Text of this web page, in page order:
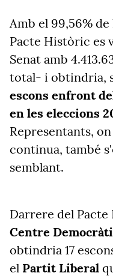
Amb el 99,56%
Pacte Històric es
Senat amb
total- i obtindria,
escons enfront
en les eleccions
Representants,
continua, també
semblant.
Darrere del
Centre
obtindria 17
el Partit Liberal